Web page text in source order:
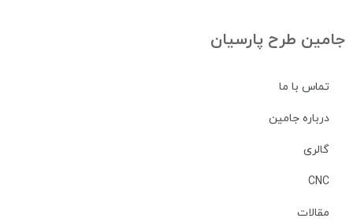
جامین طرح پارسیان
تماس با ما
درباره جامین
گالری
CNC
مقالات